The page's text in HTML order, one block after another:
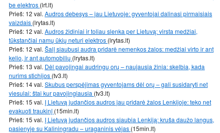
be elektros (lrt.lt)
Prieš: 12 val. Audros debesys – jau Lietuvoje: gyventojai dalinasi pirmaisiais
vaizdais (lrytas.lt)
Prieš: 12 val. Audros židiniai ir toliau slenka per Lietuvą: virsta medžiai,
tūkstančiai namų ūkių neturi elektros (lrytas.lt)
Prieš: 12 val. Šalį siaubusi audra pridarė nemenkos žalos: medžiai virto ir ant
kelio, ir ant automobilių (lrytas.lt)
Prieš: 13 val. Dėl pavojingai audringų orų – naujausia žinia: skelbia, kada
nurims stichijos (tv3.lt)
Prieš: 14 val. Skubus perspėjimas gyventojams dėl orų – gali susidaryti net
viesulai: štai kur pavojingiausia (tv3.lt)
Prieš: 15 val. Į Lietuvą judančios audros jau pridarė žalos Lenkijoje: teko net
evakuoti traukinį (15min.lt)
Prieš: 15 val. Į Lietuvą judančios audros siaubia Lenkiją: kruša daužo langus,
pasienyje su Kaliningradu – uraganinis vėjas (15min.lt)